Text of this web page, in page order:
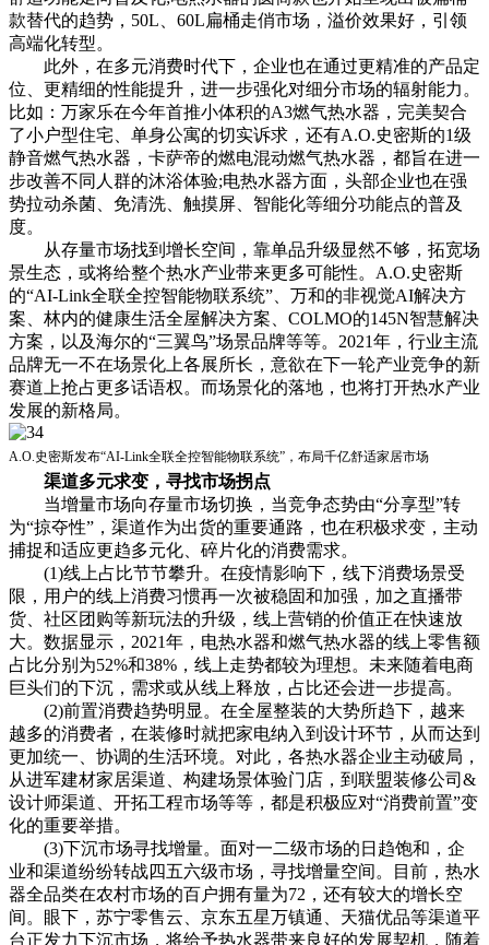
款替代的趋势，50L、60L扁桶走俏市场，溢价效果好，引领
高端化转型。
此外，在多元消费时代下，企业也在通过更精准的产品定
位、更精细的性能提升，进一步强化对细分市场的辐射能力。
比如：万家乐在今年首推小体积的A3燃气热水器，完美契合
了小户型住宅、单身公寓的切实诉求，还有A.O.史密斯的1级
静音燃气热水器，卡萨帝的燃电混动燃气热水器，都旨在进一
步改善不同人群的沐浴体验;电热水器方面，头部企业也在强
势拉动杀菌、免清洗、触摸屏、智能化等细分功能点的普及
度。
从存量市场找到增长空间，靠单品升级显然不够，拓宽场
景生态，或将给整个热水产业带来更多可能性。A.O.史密斯
的“AI-Link全联全控智能物联系统”、万和的非视觉AI解决方
案、林内的健康生活全屋解决方案、COLMO的145N智慧解决
方案，以及海尔的“三翼鸟”场景品牌等等。2021年，行业主流
品牌无一不在场景化上各展所长，意欲在下一轮产业竞争的新
赛道上抢占更多话语权。而场景化的落地，也将打开热水产业
发展的新格局。
A.O.史密斯发布“AI-Link全联全控智能物联系统”，布局千亿舒适家居市场
渠道多元求变，寻找市场拐点
当增量市场向存量市场切换，当竞争态势由“分享型”转
为“掠夺性”，渠道作为出货的重要通路，也在积极求变，主动
捕捉和适应更趋多元化、碎片化的消费需求。
(1)线上占比节节攀升。在疫情影响下，线下消费场景受
限，用户的线上消费习惯再一次被稳固和加强，加之直播带
货、社区团购等新玩法的升级，线上营销的价值正在快速放
大。数据显示，2021年，电热水器和燃气热水器的线上零售额
占比分别为52%和38%，线上走势都较为理想。未来随着电商
巨头们的下沉，需求或从线上释放，占比还会进一步提高。
(2)前置消费趋势明显。在全屋整装的大势所趋下，越来
越多的消费者，在装修时就把家电纳入到设计环节，从而达到
更加统一、协调的生活环境。对此，各热水器企业主动破局，
从进军建材家居渠道、构建场景体验门店，到联盟装修公司&
设计师渠道、开拓工程市场等等，都是积极应对“消费前置”变
化的重要举措。
(3)下沉市场寻找增量。面对一二级市场的日趋饱和，企
业和渠道纷纷转战四五六级市场，寻找增量空间。目前，热水
器全品类在农村市场的百户拥有量为72，还有较大的增长空
间。眼下，苏宁零售云、京东五星万镇通、天猫优品等渠道平
台正发力下沉市场，将给予热水器带来良好的发展契机，随着